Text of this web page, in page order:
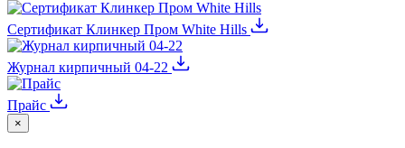
Сертификат Клинкер Пром White Hills
Журнал кирпичный 04-22
Прайс
×